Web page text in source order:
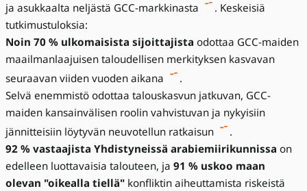
ja asukkaalta neljästä GCC-markkinasta
. Keskeisiä
tutkimustuloksia:
Noin 70 % ulkomaisista sijoittajista odottaa GCC-maiden
maailmanlaajuisen taloudellisen merkityksen kasvavan
seuraavan viiden vuoden aikana
.
Selvä enemmistö odottaa talouskasvun jatkuvan, GCC-
maiden kansainvälisen roolin vahvistuvan ja nykyisiin
jännitteisiin löytyvän neuvotellun ratkaisun
.
92 % vastaajista Yhdistyneissä arabiemiirikunnissa on
edelleen luottavaisia talouteen, ja 91 % uskoo maan
olevan "oikealla tiellä" konfliktin aiheuttamista riskeistä